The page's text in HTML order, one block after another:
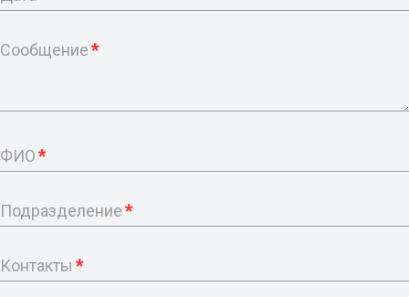
Сообщение*
ФИО*
Подразделение*
Контакты *